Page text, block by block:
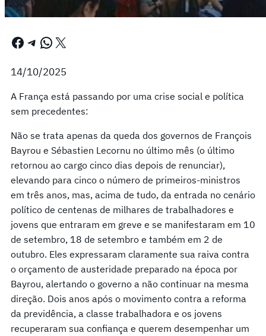
Facebook Telegram WhatsApp X
14/10/2025
A França está passando por uma crise social e política
sem precedentes:
Não se trata apenas da queda dos governos de François
Bayrou e Sébastien Lecornu no último mês (o último
retornou ao cargo cinco dias depois de renunciar),
elevando para cinco o número de primeiros-ministros
em três anos, mas, acima de tudo, da entrada no cenário
político de centenas de milhares de trabalhadores e
jovens que entraram em greve e se manifestaram em 10
de setembro, 18 de setembro e também em 2 de
outubro. Eles expressaram claramente sua raiva contra
o orçamento de austeridade preparado na época por
Bayrou, alertando o governo a não continuar na mesma
direção. Dois anos após o movimento contra a reforma
da previdência, a classe trabalhadora e os jovens
recuperaram sua confiança e querem desempenhar um